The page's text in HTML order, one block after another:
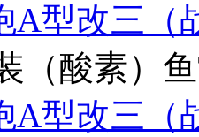
A型改三（
（酸素）
A型改三（